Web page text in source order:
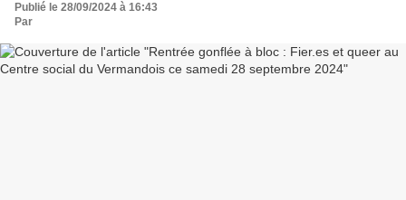
Publié le 28/09/2024 à 16:43
Par